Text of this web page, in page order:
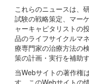
これらのニュースは、
試験の戦略策定、マー
ャーキャピタリストの
品のライフサイクルマ
療専門家の治療方法の
策の計画・実行を補助
当Webサイトの著作権